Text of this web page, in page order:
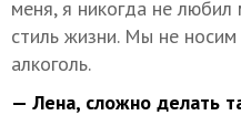
меня, я никогда не
стиль жизни. Мы не
алкоголь.
— Лена, сложно делать